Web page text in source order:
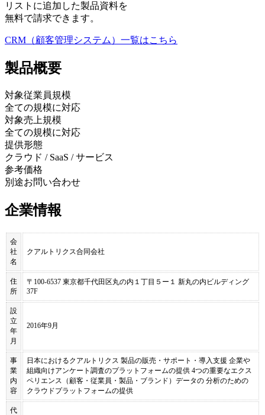
リストに追加した製品資料を
無料で請求できます。
CRM（顧客管理システム） 一覧はこちら
製品概要
対象従業員規模
全ての規模に対応
対象売上規模
全ての規模に対応
提供形態
クラウド / SaaS / サービス
参考価格
別途お問い合わせ
企業情報
会
社
名
クアルトリクス合同会社
住
所
〒100-6537 東京都千代田区丸の内１丁目５ー１ 新丸の内ビルディング
37F
設
立
年
月
2016年9月
事
業
内
容
日本におけるクアルトリクス 製品の販売・サポート・導入支援 企業や
組織向けアンケート調査のプラットフォームの提供 4つの重要なエクス
ペリエンス（顧客・従業員・製品・ブランド）データの 分析のための
クラウドプラットフォームの提供
代